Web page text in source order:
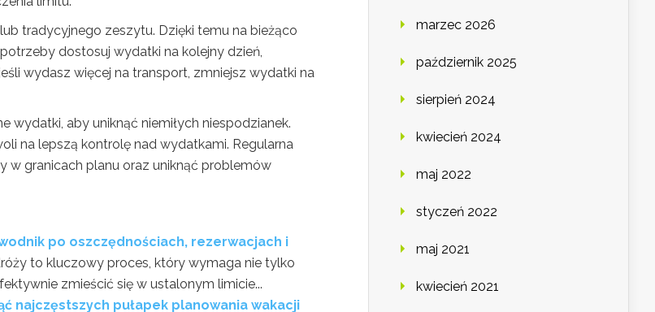
tradycyjnego zeszytu. Dzięki temu na bieżąco
dostosuj wydatki na kolejny dzień,
wydasz więcej na transport, zmniejsz wydatki na
wydatki, aby uniknąć niemiłych niespodzianek.
na lepszą kontrolę nad wydatkami. Regularna
w granicach planu oraz uniknąć problemów
po oszczędnościach, rezerwacjach i
to kluczowy proces, który wymaga nie tylko
zmieścić się w ustalonym limicie...
najczęstszych pułapek planowania wakacji
marzec 2026
październik 2025
sierpień 2024
kwiecień 2024
maj 2022
styczeń 2022
maj 2021
kwiecień 2021